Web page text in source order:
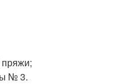
пряжи;
№ 3.